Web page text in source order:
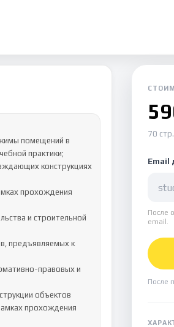
практики;
конструкциях
и строительной
правовых и
прохождения
70 стр.
Email
После
email.
После